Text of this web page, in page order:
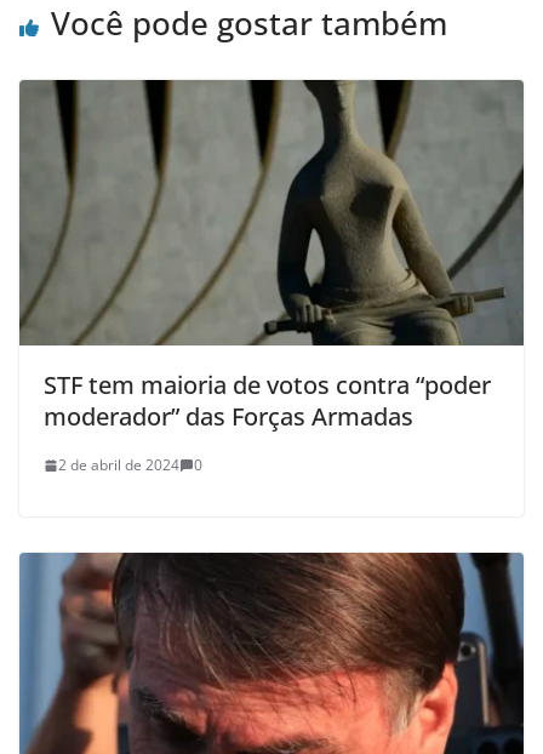
Você pode gostar também
STF tem maioria de votos contra “poder
moderador” das Forças Armadas
2 de abril de 2024 0